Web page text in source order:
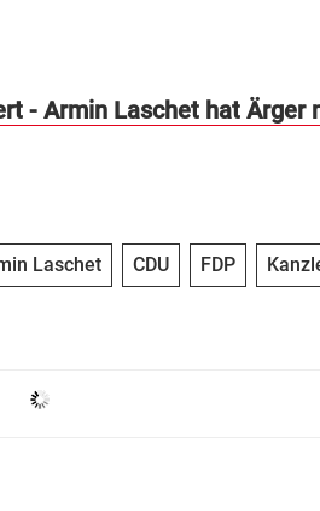
- Armin Laschet hat Ärger
Laschet CDU FDP